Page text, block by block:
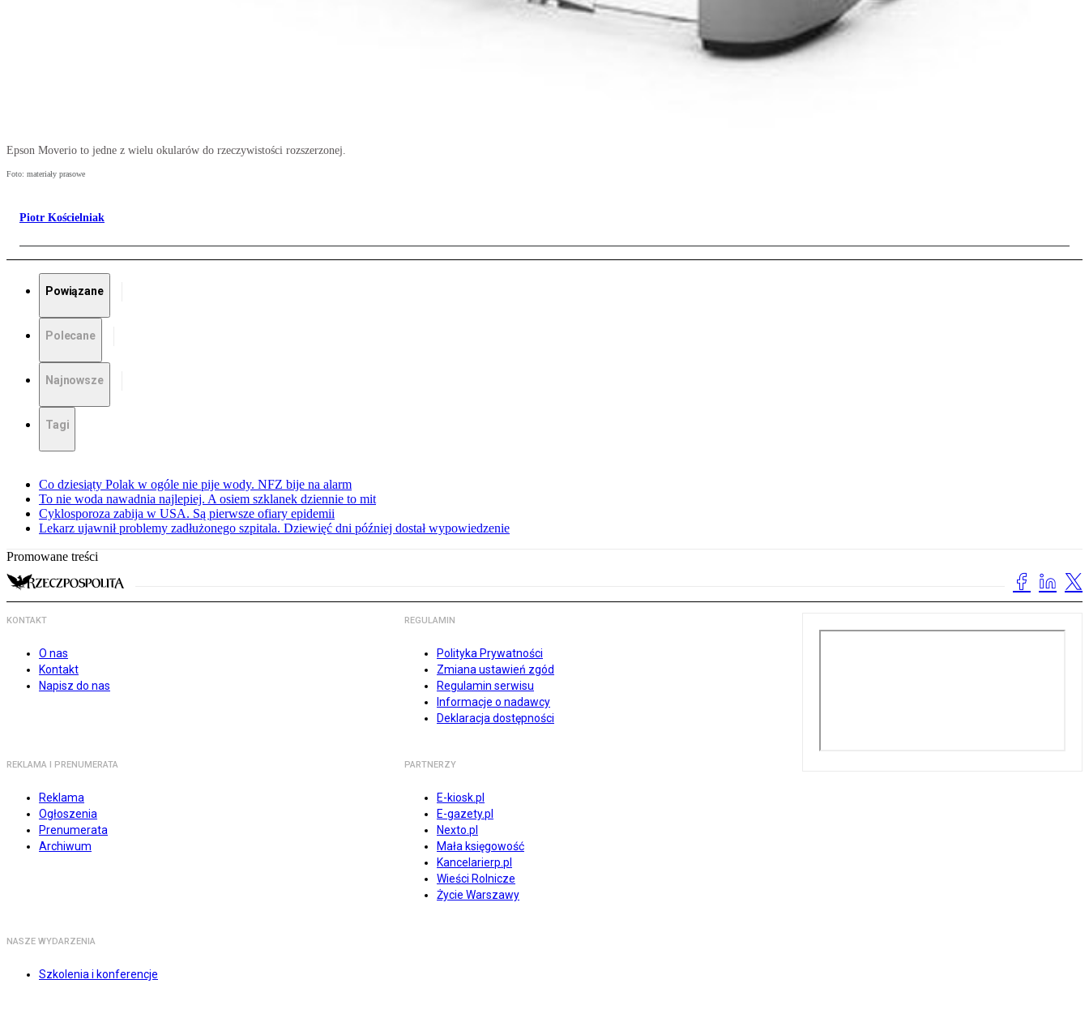
Epson Moverio to jedne z wielu okularów do rzeczywistości rozszerzonej.
Foto: materiały prasowe
Piotr Kościelniak
Powiązane
Polecane
Najnowsze
Tagi
Co dziesiąty Polak w ogóle nie pije wody. NFZ bije na alarm
To nie woda nawadnia najlepiej. A osiem szklanek dziennie to mit
Cyklosporoza zabija w USA. Są pierwsze ofiary epidemii
Lekarz ujawnił problemy zadłużonego szpitala. Dziewięć dni później dostał wypowiedzenie
Promowane treści
KONTAKT
O nas
Kontakt
Napisz do nas
REGULAMIN
Polityka Prywatności
Zmiana ustawień zgód
Regulamin serwisu
Informacje o nadawcy
Deklaracja dostępności
REKLAMA I PRENUMERATA
Reklama
Ogłoszenia
Prenumerata
Archiwum
PARTNERZY
E-kiosk.pl
E-gazety.pl
Nexto.pl
Mała księgowość
Kancelarierp.pl
Wieści Rolnicze
Życie Warszawy
NASZE WYDARZENIA
Szkolenia i konferencje